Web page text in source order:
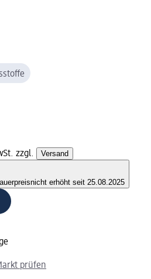
zzgl. Versand
nicht erhöht seit 25.08.2025
prüfen